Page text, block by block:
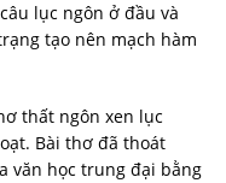
lục ngôn ở đầu và
tạo nên mạch hàm
thất ngôn xen lục
Bài thơ đã thoát
văn học trung đại bằng